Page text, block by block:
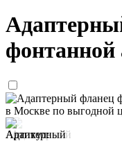
фонтанной
Артикул: